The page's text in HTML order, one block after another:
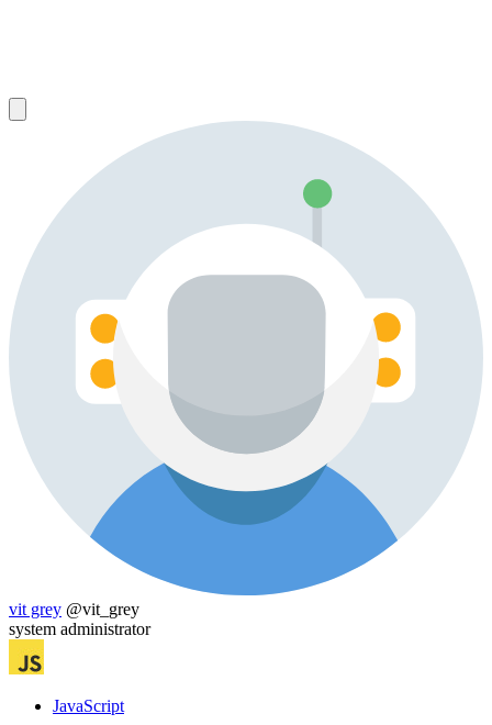
vit grey @vit_grey
system administrator
JavaScript